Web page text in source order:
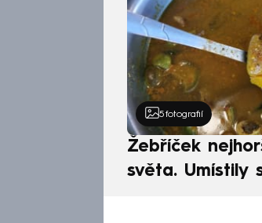
5 fotografií
Žebříček
světa. Umístily